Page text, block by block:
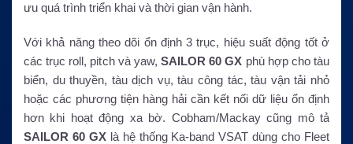
ưu quá trình triển khai và thời gian vận hành.
Với khả năng theo dõi ổn định 3 trục, hiệu suất động tốt ở
các trục roll, pitch và yaw, SAILOR 60 GX phù hợp cho tàu
biển, du thuyền, tàu dịch vụ, tàu công tác, tàu vận tải nhỏ
hoặc các phương tiện hàng hải cần kết nối dữ liệu ổn định
hơn khi hoạt động xa bờ. Cobham/Mackay cũng mô tả
SAILOR 60 GXlà hệ thống Ka-band VSAT dùng cho Fleet